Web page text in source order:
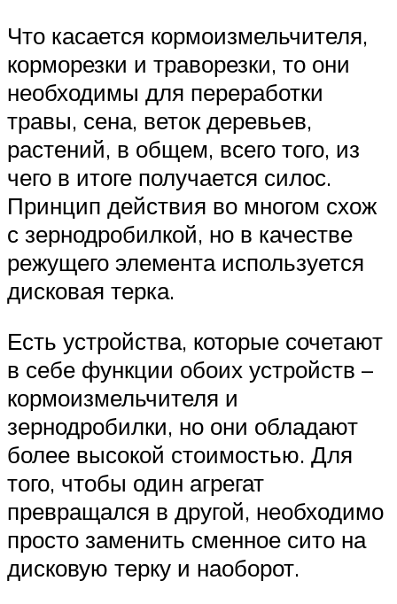
Что касается кормоизмельчителя,
корморезки и траворезки, то они
необходимы для переработки
травы, сена, веток деревьев,
растений, в общем, всего того, из
чего в итоге получается силос.
Принцип действия во многом схож
с зернодробилкой, но в качестве
режущего элемента используется
дисковая терка.
Есть устройства, которые сочетают
в себе функции обоих устройств –
кормоизмельчителя и
зернодробилки, но они обладают
более высокой стоимостью. Для
того, чтобы один агрегат
превращался в другой, необходимо
просто заменить сменное сито на
дисковую терку и наоборот.